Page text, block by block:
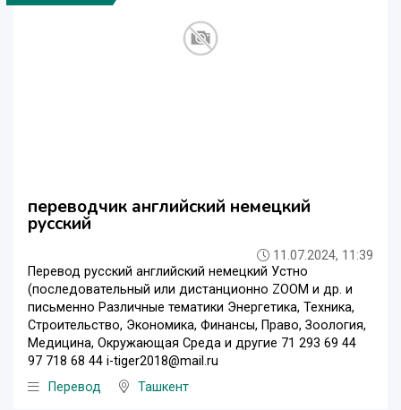
переводчик английский немецкий
русский
11.07.2024, 11:39
Перевод русский английский немецкий Устно
(последовательный или дистанционно ZOOM и др. и
письменно Различные тематики Энергетика, Техника,
Строительство, Экономика, Финансы, Право, Зоология,
Медицина, Окружающая Среда и другие 71 293 69 44
97 718 68 44 i-tiger2018@mail.ru
Перевод
Ташкент